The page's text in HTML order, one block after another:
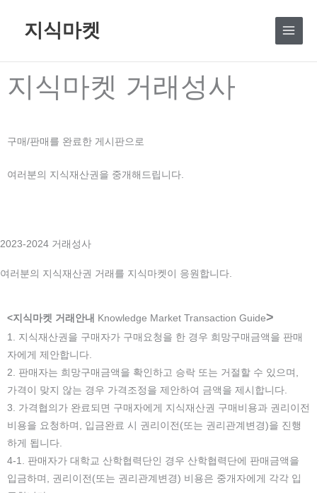
로
너
지식마켓
지식마켓 거래성사
구매/판매를 완료한 게시판으로
여러분의 지식재산권을 중개해드립니다.
2023-2024 거래성사
여러분의 지식재산권 거래를 지식마켓이 응원합니다.
<지식마켓 거래안내 Knowledge Market Transaction Guide>
1. 지식재산권을 구매자가 구매요청을 한 경우 희망구매금액을 판매
자에게 제안합니다.
2. 판매자는 희망구매금액을 확인하고 승락 또는 거절할 수 있으며,
가격이 맞지 않는 경우 가격조정을 제안하여 금액을 제시합니다.
3. 가격협의가 완료되면 구매자에게 지식재산권 구매비용과 권리이전
비용을 요청하며, 입금완료 시 권리이전(또는 권리관계변경)을 진행
하게 됩니다.
4-1. 판매자가 대학교 산학협력단인 경우 산학협력단에 판매금액을
입금하며, 권리이전(또는 권리관계변경) 비용은 중개자에게 각각 입